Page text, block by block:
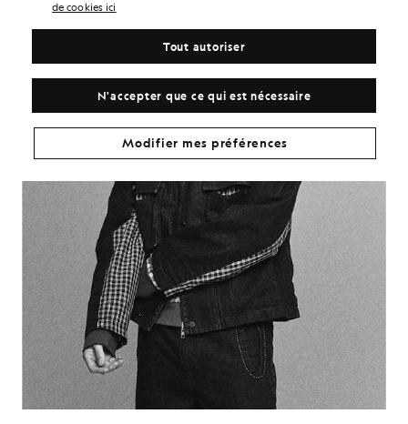
de cookies ici
N'accepter que ce qui est nécessaire
Tout autoriser
Modifier mes préférences